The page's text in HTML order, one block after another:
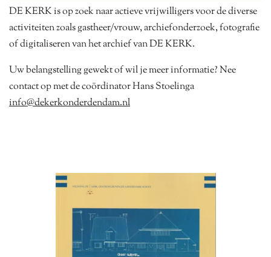
DE KERK is op zoek naar actieve vrijwilligers voor de diverse
activiteiten zoals gastheer/vrouw, archiefonderzoek, fotografie
of digitaliseren van het archief van DE KERK.
Uw belangstelling gewekt of wil je meer informatie? Nee
contact op met de coördinator Hans Stoelinga
info@dekerkonderdendam.nl